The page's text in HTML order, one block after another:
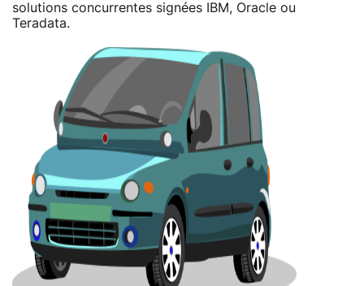
solutions concurrentes signées IBM, Oracle ou
Teradata.